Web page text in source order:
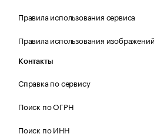
Правила использования сервиса
Правила использования изображений
Контакты
Справка по сервису
Поиск по ОГРН
Поиск по ИНН